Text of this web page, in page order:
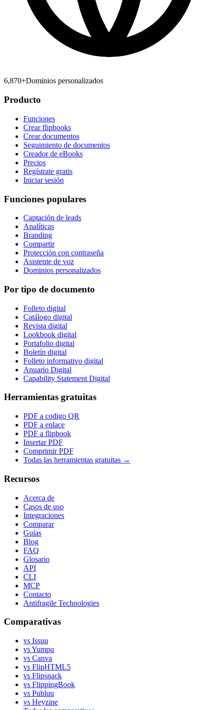
6,870+Dominios personalizados
Producto
Funciones
Crear flipbooks
Crear documentos
Seguimiento de documentos
Creador de eBooks
Precios
Regístrate gratis
Iniciar sesión
Funciones populares
Captación de leads
Analíticas
Branding
Compartir
Protección con contraseña
Asistente de voz
Dominios personalizados
Por tipo de documento
Folleto digital
Catálogo digital
Revista digital
Lookbook digital
Portafolio digital
Boletín digital
Folleto informativo digital
Anuario Digital
Capability Statement Digital
Herramientas gratuitas
PDF a codigo QR
PDF a enlace
PDF a flipbook
Insertar PDF
Comprimir PDF
Todas las herramientas gratuitas →
Recursos
Acerca de
Casos de uso
Integraciones
Comparar
Guías
Blog
FAQ
Glosario
API
CLI
MCP
Contacto
Antifragile Technologies
Comparativas
vs Issuu
vs Yumpu
vs Canva
vs FlipHTML5
vs Flipsnack
vs FlippingBook
vs Publuu
vs Heyzine